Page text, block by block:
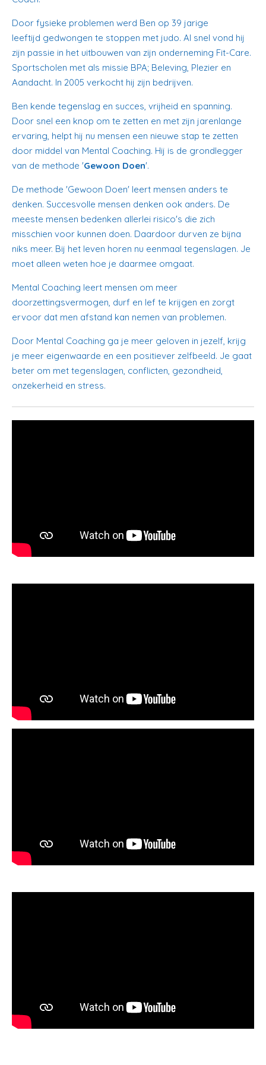
Door fysieke problemen werd Ben op 39 jarige
leeftijd gedwongen te stoppen met judo. Al snel vond hij
zijn passie in het uitbouwen van zijn onderneming Fit-Care.
Sportscholen met als missie BPA; Beleving, Plezier en
Aandacht. In 2005 verkocht hij zijn bedrijven.
Ben kende tegenslag en succes, vrijheid en spanning.
Door snel een knop om te zetten en met zijn jarenlange
ervaring, helpt hij nu mensen een nieuwe stap te zetten
door middel van Mental Coaching. Hij is de grondlegger
van de methode 'Gewoon Doen'.
De methode 'Gewoon Doen' leert mensen anders te
denken. Succesvolle mensen denken ook anders. De
meeste mensen bedenken allerlei risico's die zich
misschien voor kunnen doen. Daardoor durven ze bijna
niks meer. Bij het leven horen nu eenmaal tegenslagen. Je
moet alleen weten hoe je daarmee omgaat.
Mental Coaching leert mensen om meer
doorzettingsvermogen, durf en lef te krijgen en zorgt
ervoor dat men afstand kan nemen van problemen.
Door Mental Coaching ga je meer geloven in jezelf, krijg
je meer eigenwaarde en een positiever zelfbeeld. Je gaat
beter om met tegenslagen, conflicten, gezondheid,
onzekerheid en stress.